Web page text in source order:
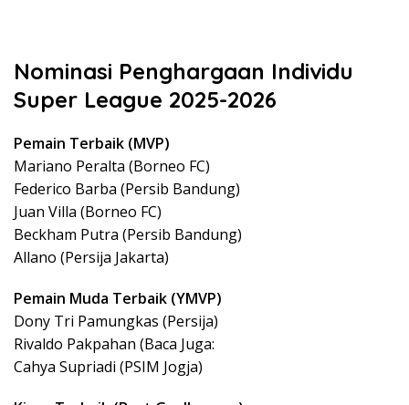
Nominasi Penghargaan Individu
Super League 2025-2026
Pemain Terbaik (MVP)
Mariano Peralta (Borneo FC)
Federico Barba (Persib Bandung)
Juan Villa (Borneo FC)
Beckham Putra (Persib Bandung)
Allano (Persija Jakarta)
Pemain Muda Terbaik (YMVP)
Dony Tri Pamungkas (Persija)
Rivaldo Pakpahan (Baca Juga:
Cahya Supriadi (PSIM Jogja)